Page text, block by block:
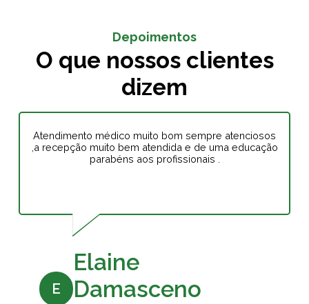
Depoimentos
O que nossos clientes
dizem
Atendimento médico muito bom sempre atenciosos
,a recepção muito bem atendida e de uma educação
parabéns aos profissionais .
E
Elaine
Damasceno